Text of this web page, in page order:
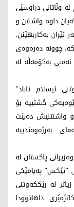
وڵاتانی دراوسێی
داوە واشنتن و
ئێران بەکاربهێنن.
چوونە دەرەوەی
بەکۆمەڵە لە
ئیسلام ئاباد"
گشتییە بۆ
و واشنتنیش دەبێت
بەرژەوەندییە
پاکستان لە
"ئێکس" پەیامێکی
لە رێککەوتنی
ئاشتی نزیکین، پێشبینی دەکرێت لە 24 کاتژمێری داهاتوودا